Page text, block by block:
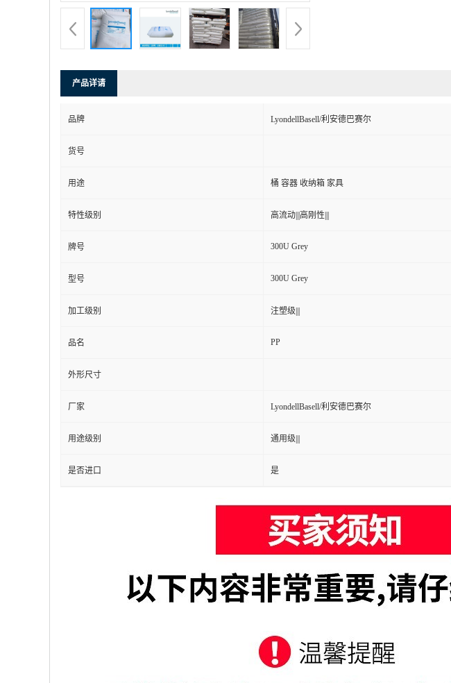
产品详请
品牌 LyondellBasell/利安德巴赛尔
货号
用途 桶 容器 收纳箱 家具
特性级别 高流动|||高刚性|||
牌号 300U Grey
型号 300U Grey
加工级别 注塑级|||
品名 PP
外形尺寸
厂家 LyondellBasell/利安德巴赛尔
用途级别 通用级|||
是否进口 是